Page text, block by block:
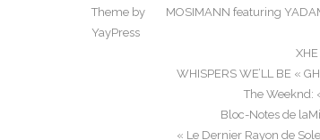
Theme by
YayPress
MOSIMANN featuring
WHISPERS WE’LL BE «
The Weeknd:
Bloc-Notes de
« Le Dernier Rayon de